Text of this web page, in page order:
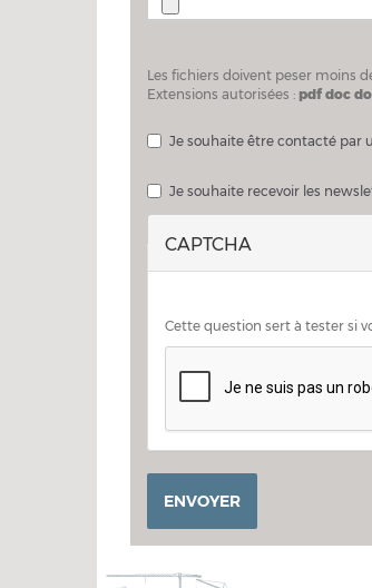
Les fichiers doivent peser moins
Extensions autorisées : pdf doc
Je souhaite être contacté par
Je souhaite recevoir les
CAPTCHA
Cette question sert à tester si
ENVOYER